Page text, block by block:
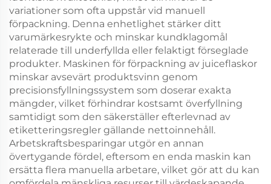
variationer som ofta uppstår vid manuell
förpackning. Denna enhetlighet stärker ditt
varumärkesrykte och minskar kundklagomål
relaterade till underfyllda eller felaktigt förseglade
produkter. Maskinen för förpackning av juiceflaskor
minskar avsevärt produktsvinn genom
precisionsfyllningssystem som doserar exakta
mängder, vilket förhindrar kostsamt överfyllning
samtidigt som den säkerställer efterlevnad av
etiketteringsregler gällande nettoinnehåll.
Arbetskraftsbesparingar utgör en annan
övertygande fördel, eftersom en enda maskin kan
ersätta flera manuella arbetare, vilket gör att du kan